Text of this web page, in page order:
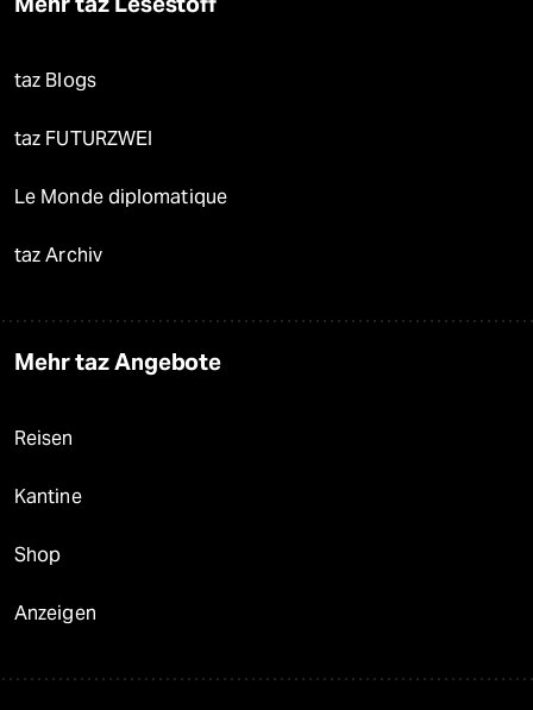
taz Blogs
taz FUTURZWEI
Le Monde diplomatique
taz Archiv
Mehr taz Angebote
Reisen
Kantine
Shop
Anzeigen